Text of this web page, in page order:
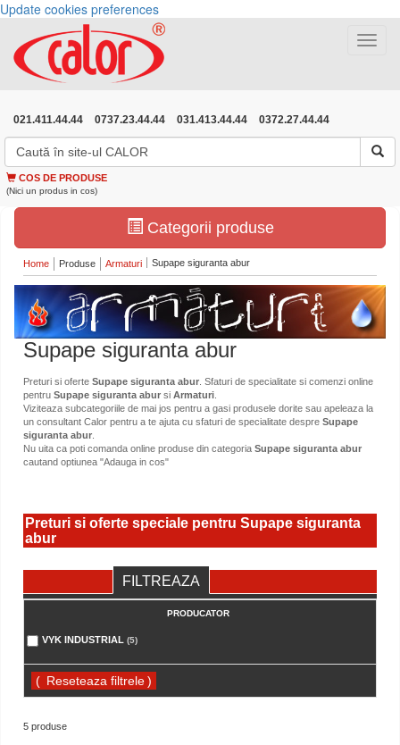
Update cookies preferences
Toggle
021.411.44.44 0737.23.44.44 031.413.44.44 0372.27.44.44
COS DE PRODUSE
(Nici un produs in cos)
Categorii produse
Home Produse Armaturi Supape siguranta abur
Supape siguranta abur
Preturi si oferte Supape siguranta abur . Sfaturi de specialitate si comenzi online
pentru Supape siguranta abur si Armaturi
Viziteaza subcategoriile de mai jos pentru a gasi produsele dorite sau apeleaza la
un consultant Calor pentru a te ajuta cu sfaturi de specialitate despre Supape
siguranta abur
Nu uita ca poti comanda online produse din categoria Supape siguranta abur
cautand optiunea "Adauga in cos"
Preturi si oferte speciale pentru Supape siguranta
abur
FILTREAZA
PRODUCATOR
VYK INDUSTRIAL (5)
( )
5 produse